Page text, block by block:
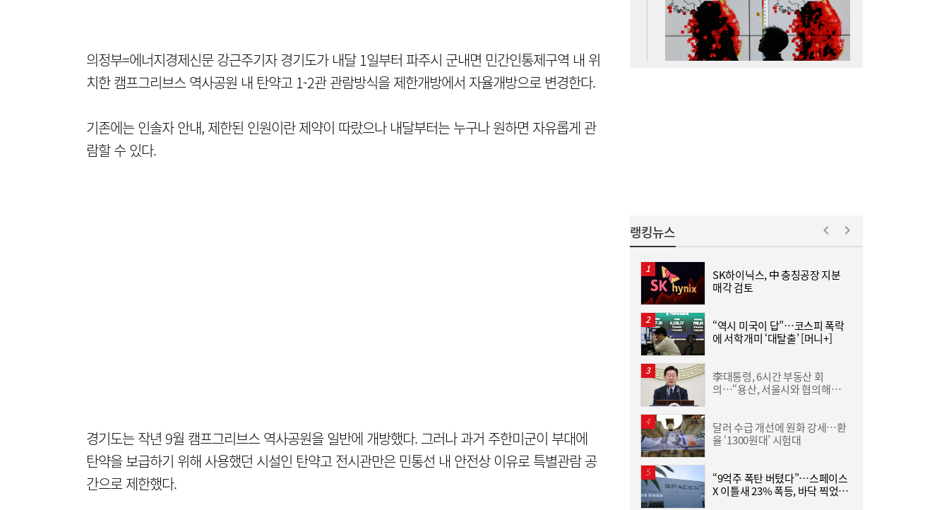
의정부=에너지경제신문 강근주기자 경기도가 내달 1일부터 파주시 군내면 민간인통제구역 내 위
치한 캠프그리브스 역사공원 내 탄약고 1-2관 관람방식을 제한개방에서 자율개방으로 변경한다.
기존에는 인솔자 안내, 제한된 인원이란 제약이 따랐으나 내달부터는 누구나 원하면 자유롭게 관
람할 수 있다.
경기도는 작년 9월 캠프그리브스 역사공원을 일반에 개방했다. 그러나 과거 주한미군이 부대에
탄약을 보급하기 위해 사용했던 시설인 탄약고 전시관만은 민통선 내 안전상 이유로 특별관람 공
간으로 제한했다.
14:24
김민석 “갈등 제로” vs 정청래 “한 번 배신하
면 또”…제주서 난타전
13:11
줄었던 中企 대출, 한 달 만에 반등…5대 은
행, 기업대출 확대
랭킹뉴스
SK하이닉스, 中 충칭공장 지분
매각 검토
“역시 미국이 답”…코스피 폭락
에 서학개미 ‘대탈출’ [머니+]
李대통령, 6시간 부동산 회
의…“용산, 서울시와 협의해야”
달러 수급 개선에 원화 강세…환
율 ‘1300원대’ 시험대
“9억주 폭탄 버텼다”…스페이스
X 이틀새 23% 폭등, 바닥 찍었나